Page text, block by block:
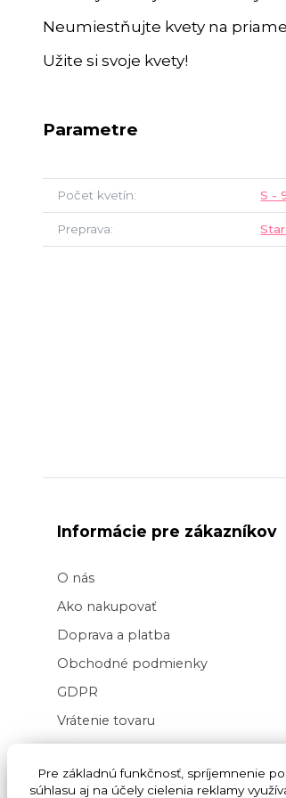
Neumiestňujte kvety na
Užite si svoje kvety!
Parametre
Počet kvetín S -
Preprava
Informácie pre zákazníkov
O nás
Ako nakupovať
Doprava a platba
Obchodné podmienky
GDPR
Vrátenie tovaru
Veľkoobchod kvetov
Blog
Pre základnú funkčnosť, spríjemnenie
súhlasu aj na účely cielenia reklamy